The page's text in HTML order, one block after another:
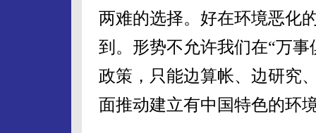
两难的选择。好在环境恶化
到。形势不允许我们在“万
政策，只能边算帐、边研究
面推动建立有中国特色的环